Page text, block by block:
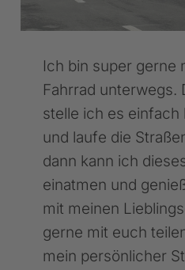
Ich bin super gerne
Fahrrad unterwegs.
stelle ich es einfach
und laufe die
dann kann ich
einatmen und
mit meinen
gerne mit euch
mein persönlicher